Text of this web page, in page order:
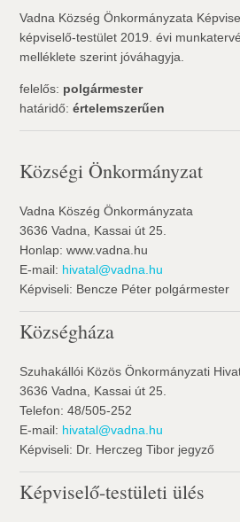
Vadna Község Önkormányzata
képviselő-testület 2019. évi
melléklete szerint jóváhagyja.
felelős: polgármester
határidő:értelemszerűen
Községi Önkormányzat
Vadna Köszég Önkormányzata
3636 Vadna, Kassai út 25.
Honlap: www.vadna.hu
E-mail: hivatal@vadna.hu
Képviseli: Bencze Péter polgármester
Községháza
Szuhakállói Közös Önkormányzati
3636 Vadna, Kassai út 25.
Telefon: 48/505-252
E-mail: hivatal@vadna.hu
Képviseli: Dr. Herczeg Tibor jegyző
Képviselő-testületi ülés